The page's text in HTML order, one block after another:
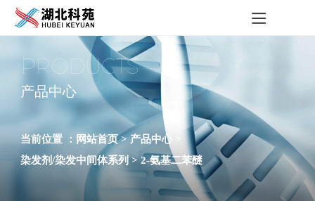
PRODUCTS
产品中心
当前位置 ： 网站首页 > 产品中心 >
染发剂/染发中间体系列 > 2-氨基二苯醚